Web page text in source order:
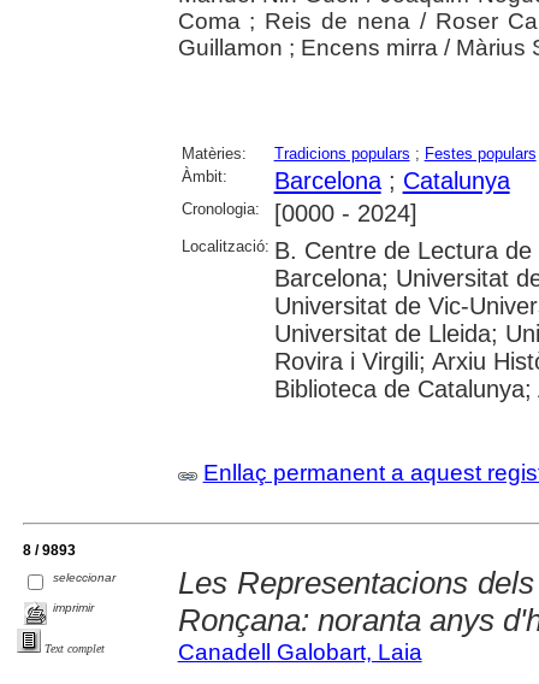
Coma ; Reis de nena / Roser
Guillamon ; Encens mirra / Màrius
Matèries: Tradicions populars ; Festes populars
Àmbit:
Barcelona; Catalunya
Cronologia: [0000 - 2024]
Localització: B. Centre de Lectura
Barcelona; Universitat
Universitat de Vic-
Universitat de Lleida;
Rovira i Virgili; Arxiu
Biblioteca de
Enllaç permanent a aquest
8 / 9893
seleccionar
imprimir
Text complet
Les Representacions
Ronçana: noranta anys
Canadell Galobart, Laia